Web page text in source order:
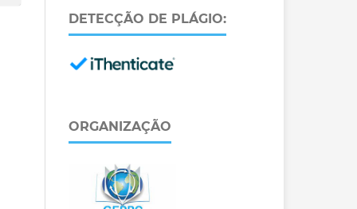
DETECÇÃO DE PLÁGIO:
ORGANIZAÇÃO